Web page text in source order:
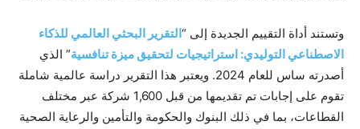
وتستند أداة التقييم الجديدة إلى “التقرير البحثي العالمي للذكاء
الاصطناعي التوليدي: استراتيجيات لتحقيق ميزة تنافسية” الذي
أصدرته ساس للعام 2024. ويعتبر هذا التقرير دراسة عالمية شاملة
تقوم على إجابات تم تقديمها من قبل 1,600 شركة عبر مختلف
القطاعات، بما في ذلك البنوك والحكومة والتأمين والرعاية الصحية